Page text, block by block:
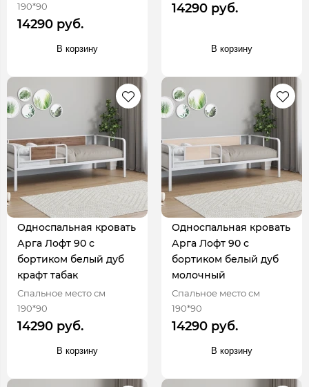
190*90
14290 руб.
В корзину
14290 руб.
В корзину
Односпальная кровать
Арга Лофт 90 с
бортиком белый дуб
крафт табак
Спальное место см
190*90
14290 руб.
В корзину
Односпальная кровать
Арга Лофт 90 с
бортиком белый дуб
молочный
Спальное место см
190*90
14290 руб.
В корзину